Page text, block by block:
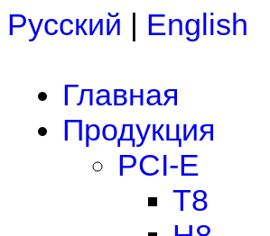
Русский | English
Главная
Продукция
PCI-E
T8